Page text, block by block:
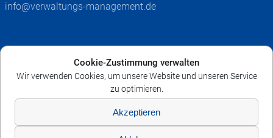
Cookie-Zustimmung verwalten
Wir verwenden Cookies, um unsere Website und unseren Service
zu optimieren.
Akzeptieren
info@verwaltungs-management.de
AGB
Widerruf